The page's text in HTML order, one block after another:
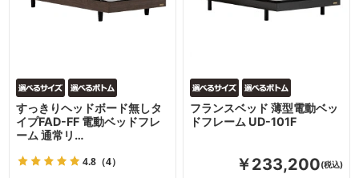
すっきりヘッドボード無しタ
イプFAD-FF 電動ベッドフレ
ーム 通常リ…
4.8 （4）
フランスベッド 薄型電動ベッ
ドフレーム UD-101F
￥233,200